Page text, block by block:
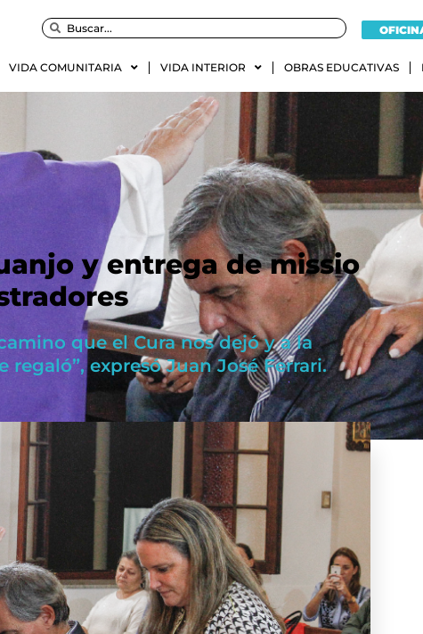
VIDA COMUNITARIA VIDA INTERIOR OBRAS EDUCATIVAS
y entrega de missio
que el Cura nos dejó y a la
expresó Juan José Ferrari.